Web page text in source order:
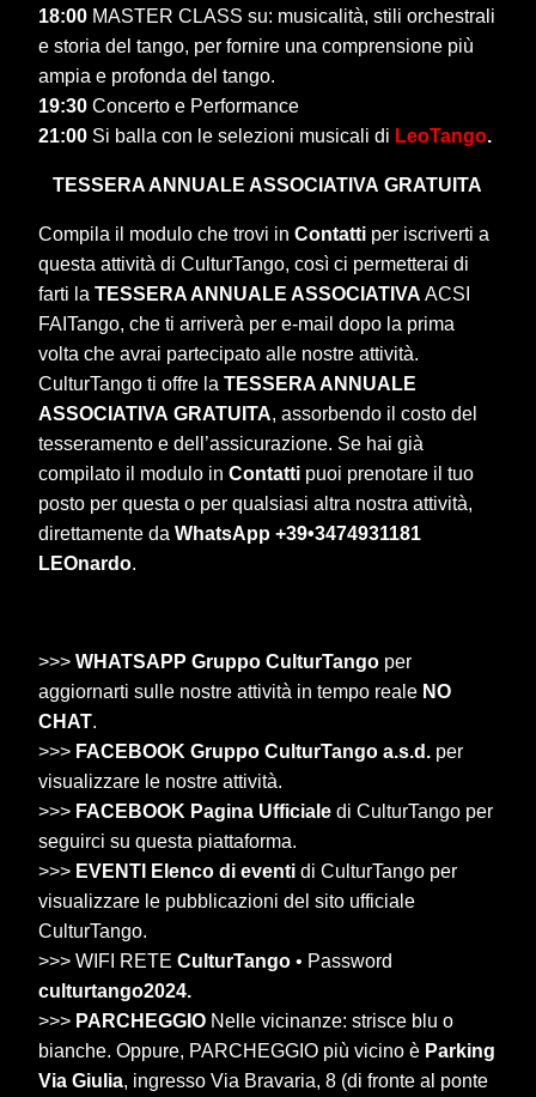
18:00 MASTER CLASS su: musicalità, stili orchestrali
e storia del tango, per fornire una comprensione più
ampia e profonda del tango.
19:30Concerto e Performance
21:00 Si balla con le selezioni musicali di LeoTango.
TESSERA ANNUALE ASSOCIATIVA GRATUITA
Compila il modulo che trovi inContatti per iscriverti a
questa attività di CulturTango, così ci permetterai di
farti laTESSERA ANNUALE ASSOCIATIVA ACSI
FAITango, che ti arriverà per e-mail dopo la prima
volta che avrai partecipato alle nostre attività.
CulturTango ti offre laTESSERA ANNUALE
ASSOCIATIVA GRATUITA, assorbendo il costo del
tesseramento e dell’assicurazione. Se hai già
compilato il modulo inContatti puoi prenotare il tuo
posto per questa o per qualsiasi altra nostra attività,
direttamente da WhatsApp +39•3474931181
LEOnardo.
>>>WHATSAPP Gruppo CulturTango per
aggiornarti sulle nostre attività in tempo reale NO
CHAT.
>>> FACEBOOK Gruppo CulturTango a.s.d. per
visualizzare le nostre attività.
>>> FACEBOOK Pagina Ufficiale di CulturTango per
seguirci su questa piattaforma.
>>> EVENTI Elenco di eventi di CulturTango per
visualizzare le pubblicazioni del sito ufficiale
CulturTango.
>>> WIFI RETECulturTango • Password
culturtango2024.
>>> PARCHEGGIO Nelle vicinanze: strisce blu o
bianche. Oppure, PARCHEGGIO più vicino è Parking
Via Giulia, ingresso Via Bravaria, 8 (di fronte al ponte